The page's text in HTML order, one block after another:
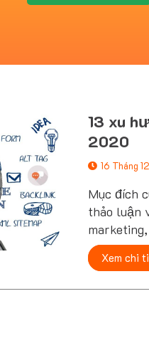
13 xu
2020
16 Tháng
Mục đích
thảo luận
hướng
Xem chi